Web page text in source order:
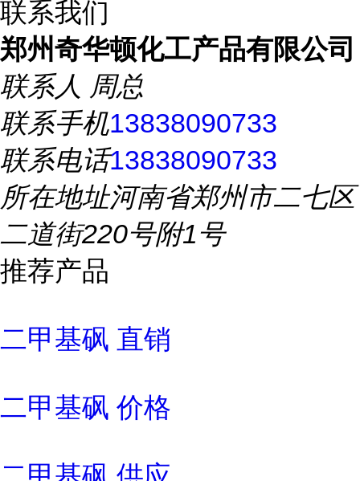
联系我们
郑州奇华顿化工产品有限公司
联系人 周总
联系手机13838090733
联系电话13838090733
所在地址河南省郑州市二七区
二道街220号附1号
推荐产品
二甲基砜 直销
二甲基砜 价格